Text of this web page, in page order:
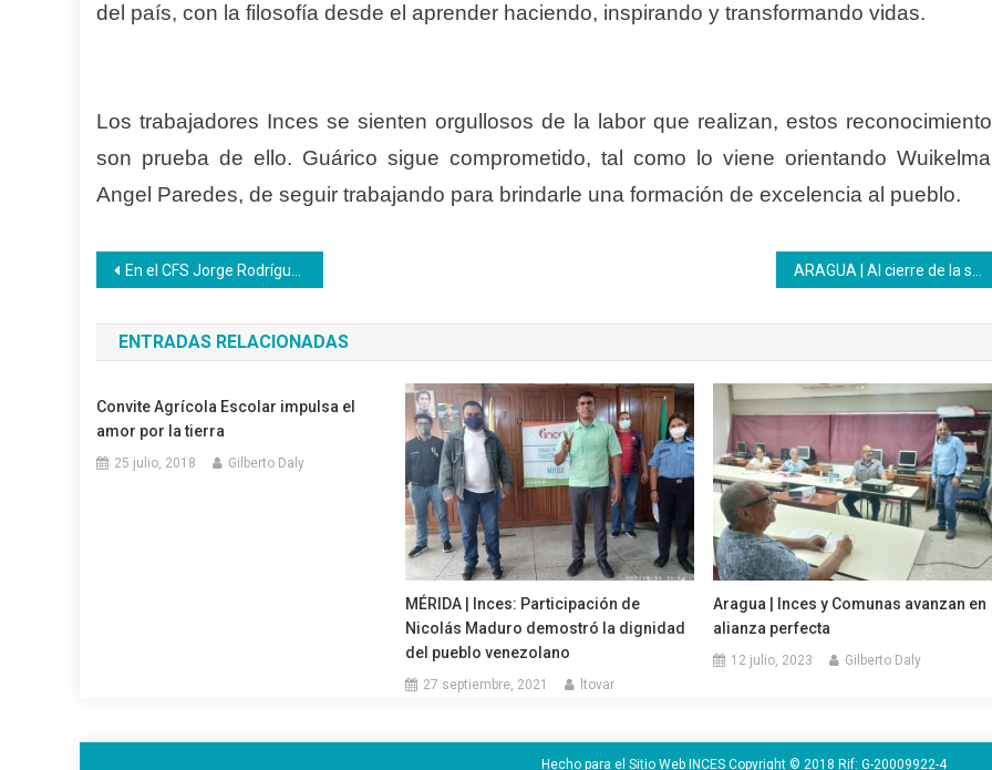
del país, con la filosofía desde el aprender haciendo, inspirando y transformando vidas.
Los trabajadores Inces se sienten orgullosos de la labor que realizan, estos
son prueba de ello. Guárico sigue comprometido, tal como lo viene orientando
Angel Paredes, de seguir trabajando para brindarle una formación de excelencia al pueblo.
Navegación
de
entradas
En el CFS Jorge Rodríguez culminaron once unidades curriculares ARAGUA | Al cierre de la semana 65 aniversario los trabajadores disfrutaron de un agasajo especial
ENTRADAS RELACIONADAS
Convite Agrícola Escolar impulsa el
amor por la tierra
25 julio, 2018 Gilberto Daly
MÉRIDA | Inces: Participación de
Nicolás Maduro demostró la dignidad
del pueblo venezolano
27 septiembre, 2021 ltovar
Aragua | Inces y Comunas avanzan en
alianza perfecta
12 julio, 2023 Gilberto Daly
Hecho para el Sitio Web INCES Copyright © 2018 Rif: G-20009922-4